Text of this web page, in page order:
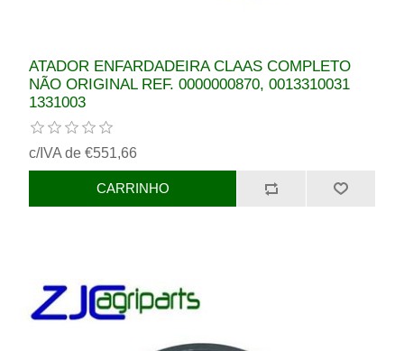
ATADOR ENFARDADEIRA CLAAS COMPLETO
NÃO ORIGINAL REF. 0000000870, 0013310031
1331003
c/IVA de €551,66